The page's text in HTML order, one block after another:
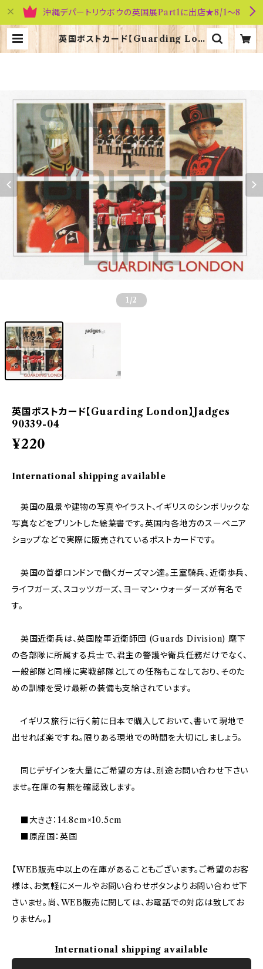
沖縄デパートリウボウの英国展Part1に出店★8/1～8
英国ポストカード【Guarding Lon
don】Jadges 90339-04 | 英国雑
1 /2
英国ポストカード【Guarding London】Jadges
90339-04
¥220
International shipping available
英国の風景や建物の写真やイラスト、イギリスのシンボリックな
写真などをプリントした絵葉書です。英国内各地方のスーベニア
ショップなどで実際に販売されているポストカードです。
英国の首都ロンドンで働くガーズマン達。王室騎兵、近衛歩兵、
ライフガーズ、スコッツガーズ、ヨーマン・ウォーダーズが有名で
す。
英国近衛兵は、英国陸軍近衛師団 (Guards Division) 麾下
の各部隊に所属する兵士で、君主の警護や衛兵任務だけでなく、
一般部隊と同様に実戦部隊としての任務もこなしており、そのた
めの訓練を受け最新の装備も支給されています。
イギリス旅行に行く前に日本で購入しておいて、書いて現地で
出せれば楽ですね。限りある現地での時間を大切にしましょう。
同じデザインを大量にご希望の方は、別途お問い合わせ下さい
ませ。在庫の有無を確認致します。
■大きさ：14.8cm×10.5cm
■原産国：英国
【WEB販売中以上の在庫があることもございます。ご希望のお客
様は、お気軽にメールやお問い合わせボタンよりお問い合わせ下
さいませ。尚、WEB販売に関しては、お電話での対応は致してお
りません。】
International shipping available